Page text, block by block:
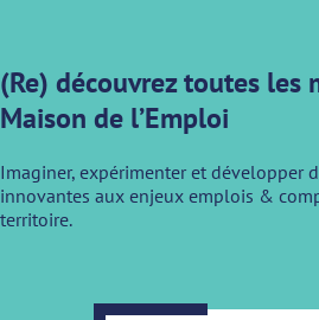
(Re) découvrez toutes les
Maison de l’Emploi
Imaginer, expérimenter et développer
innovantes aux enjeux emplois &
territoire.